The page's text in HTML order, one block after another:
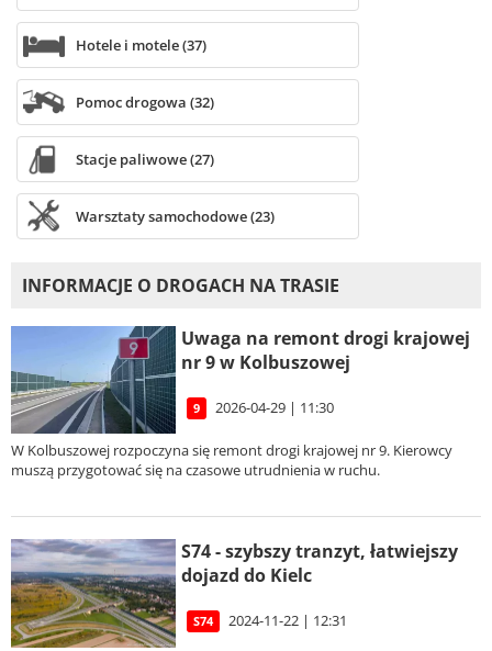
Hotele i motele (37)
Pomoc drogowa (32)
Stacje paliwowe (27)
Warsztaty samochodowe (23)
INFORMACJE O DROGACH NA TRASIE
Uwaga na remont drogi krajowej
nr 9 w Kolbuszowej
9 2026-04-29 | 11:30
W Kolbuszowej rozpoczyna się remont drogi krajowej nr 9. Kierowcy
muszą przygotować się na czasowe utrudnienia w ruchu.
S74 - szybszy tranzyt, łatwiejszy
dojazd do Kielc
S74 2024-11-22 | 12:31